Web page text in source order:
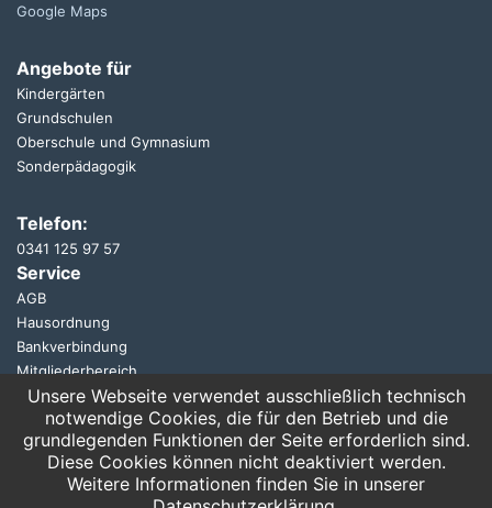
Google Maps
Angebote für
Kindergärten
Grundschulen
Oberschule und Gymnasium
Sonderpädagogik
Telefon:
0341 125 97 57
Service
AGB
Hausordnung
Bankverbindung
Mitgliederbereich
FAQ
Suche
Unsere Webseite verwendet ausschließlich technisch
notwendige Cookies, die für den Betrieb und die
grundlegenden Funktionen der Seite erforderlich sind.
Diese Cookies können nicht deaktiviert werden.
Weitere Informationen finden Sie in unserer